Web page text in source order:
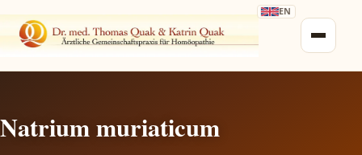
EN
Natrium muriaticum